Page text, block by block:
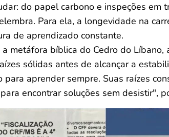
do papel carbono e inspeções em
Para ela, a longevidade na
de aprendizado constante.
metáfora bíblica do Cedro do
sólidas antes de alcançar a
para aprender sempre. Suas raízes
encontrar soluções sem desistir",